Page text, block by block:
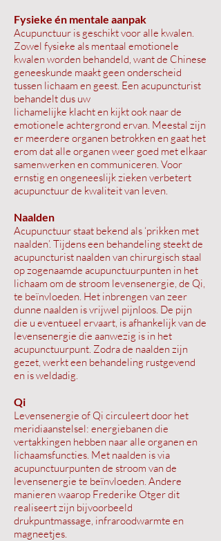
Fysieke én mentale aanpak
Acupunctuur is geschikt voor alle kwalen.
Zowel fysieke als mentaal emotionele
kwalen worden behandeld, want de Chinese
geneeskunde maakt geen onderscheid
tussen lichaam en geest. Een acupuncturist
behandelt dus uw
lichamelijke klacht en kijkt ook naar de
emotionele achtergrond ervan. Meestal zijn
er meerdere organen betrokken en gaat het
erom dat alle organen weer goed met elkaar
samenwerken en communiceren. Voor
ernstig en ongeneeslijk zieken verbetert
acupunctuur de kwaliteit van leven.
Naalden
Acupunctuur staat bekend als ‘prikken met
naalden’. Tijdens een behandeling steekt de
acupuncturist naalden van chirurgisch staal
op zogenaamde acupunctuurpunten in het
lichaam om de stroom levensenergie, de Qi,
te beïnvloeden. Het inbrengen van zeer
dunne naalden is vrijwel pijnloos. De pijn
die u eventueel ervaart, is afhankelijk van de
levensenergie die aanwezig is in het
acupunctuurpunt. Zodra de naalden zijn
gezet, werkt een behandeling rustgevend
en is weldadig.
Qi
Levensenergie of Qi circuleert door het
meridiaanstelsel: energiebanen die
vertakkingen hebben naar alle organen en
lichaamsfuncties. Met naalden is via
acupunctuurpunten de stroom van de
levensenergie te beïnvloeden. Andere
manieren waarop Frederike Otger dit
realiseert zijn bijvoorbeeld
drukpuntmassage, infraroodwarmte en
magneetjes.